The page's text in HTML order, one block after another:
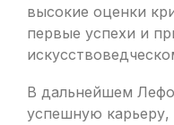
высокие оценки
первые успехи и
В дальнейшем
успешную